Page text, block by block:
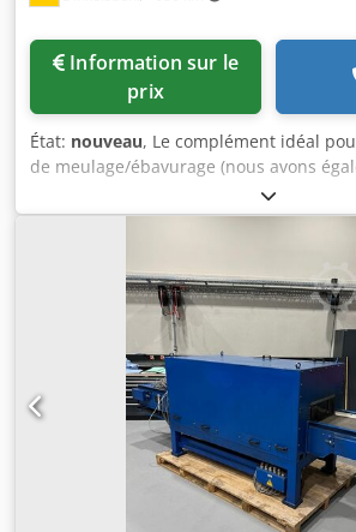
prix
État: nouveau, Le complément idéal
de meulage/ébavurage (nous avons
d’ébavurage adaptée en stock !) :
Ulmatec Matériaux à aspirer : acier /
poussière sèche Tous les composants
sont en acier inoxydable. Commande
7,5 kW, 400 V, 50 Hz, IE3 Débit d’air
Dépression max. : env. 4 000 Pa
d’aspiration : Ø 355 mm Évacuation :
Remplissage : automatique par
Hepa secondaire (pour le traitement de
(par ex. pour le traitement de
comprises Distance max. entre
10 m Le raccordement au réseau de
charge du client. Crsdpfx Aajx Diiae Tsf